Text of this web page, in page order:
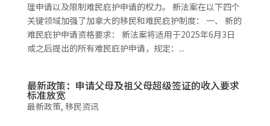
理申请以及限制难民庇护申请的权力。 新法案在以下四个
关键领域加强了加拿大的移民和难民庇护制度： 一、 新的
难民庇护申请资​​格要求： 新法案将适用于2025年6月3日
或之后提出的所有难民庇护申请，规定：...
最新政策：申请父母及祖父母超级签证的收入要求
标准放宽
最新政策, 移民资讯